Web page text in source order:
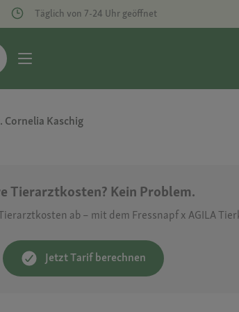
Täglich von 7-24 Uhr geöffnet
Kaschig
Tierarztkosten? Kein Problem.
ab – mit dem Fressnapf x AGILA
Jetzt Tarif berechnen